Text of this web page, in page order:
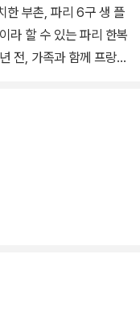
한 부촌, 파리 6구 생 플
라 할 수 있는 파리 한복
전, 가족과 함께 프랑스
론이 앞다퉈 이 소식을
어떻게 파리지앵을 매혹
의 성공 뒤에는 빵에